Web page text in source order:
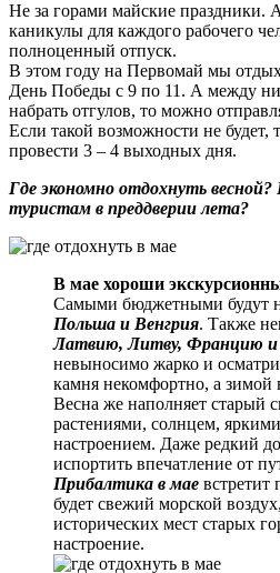
Не за горами майские праздники.
каникулы для каждого рабочего
полноценный отпуск.
В этом году на Первомай мы
День Победы с 9 по 11. А между
набрать отгулов, то можно
Если такой возможности не будет,
провести 3 – 4 выходных дня.
Где экономно отдохнуть
туристам в преддверии лета?
В мае хороши
Самыми бюджетными будут
Польша и Венгрия. Также
Латвию, Литву, Францию и
невыносимо жарко и
камня некомфортно, а зимой
Весна же наполняет старый
растениями, солнцем,
настроением. Даже редкий
испортить впечатление от
Прибалтика в мае встретит
будет свежий морской
исторических мест старых
настроение.